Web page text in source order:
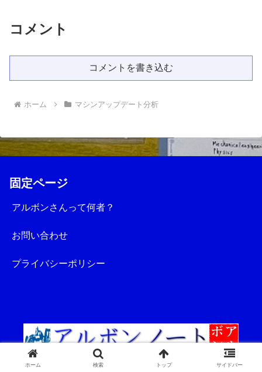
コメント
コメントを書き込む
ホーム マシンアップデート分析
固定ページ
アルボンさんって何者？
お問い合わせ
プライバシーポリシー
© 2023 アルボンノート.
ホーム 検索 トップ サイドバー